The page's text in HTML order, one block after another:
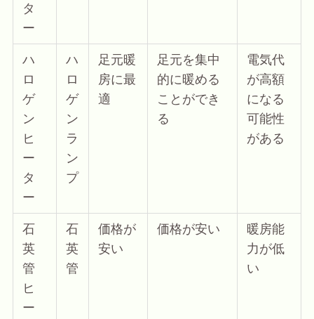
タ
ー
ハ
ロ
ゲ
ン
ヒ
ー
タ
ー
ハ
ロ
ゲ
ン
ラ
ン
プ
足元暖
房に最
適
足元を集中
的に暖める
ことができ
る
電気代
が高額
になる
可能性
がある
石
英
管
ヒ
ー
石
英
管
価格が
安い
価格が安い
暖房能
力が低
い